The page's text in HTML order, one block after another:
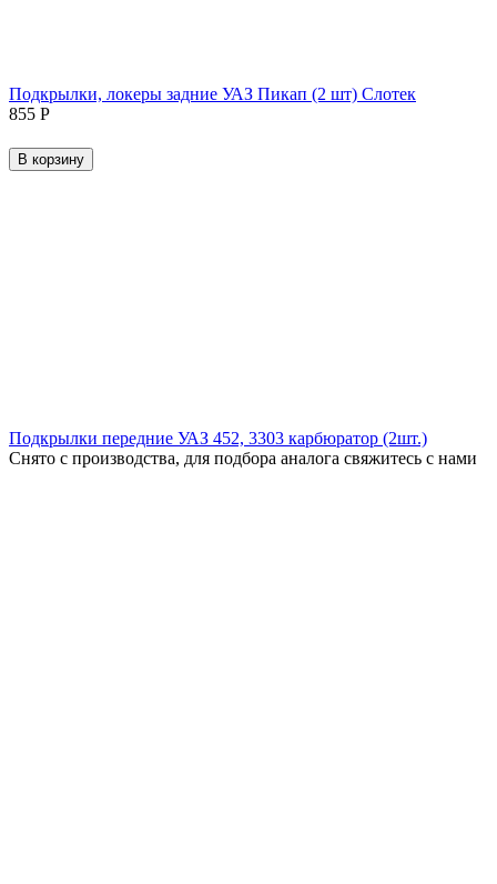
Подкрылки, локеры задние УАЗ Пикап (2 шт) Слотек
‍855‍ Р
В корзину
Подкрылки передние УАЗ 452, 3303 карбюратор (2шт.)
Снято с производства, для подбора аналога свяжитесь с нами